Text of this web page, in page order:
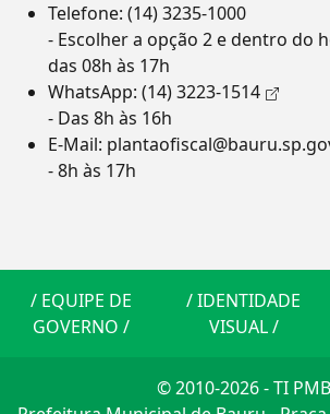
Telefone: (14) 3235-1000
- Escolher a opção 2 e dentro do
das 08h às 17h
WhatsApp: (14) 3223-1514
- Das 8h às 16h
E-Mail:
- 8h às 17h
/ EQUIPE DE
GOVERNO /
/IDENTIDADE
VISUAL/
© 2010-2026 - TI PMB